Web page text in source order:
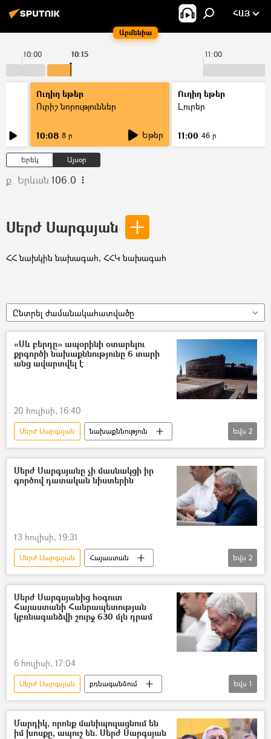
Արմենիա
ՀԱՅ
10:00 11:00
10:15
Ուղիղ եթեր
Ուրիշ նորություններ
10:08 8 ր Եթեր
Ուղիղ եթեր
Լուրեր
11:00 46 ր
Երեկ Այսօր
ք. Երևան 106.0
Սերժ Սարգսյան
ՀՀ նախկին նախագահ, ՀՀԿ նախագահ
Ընտրել ժամանակահատվածը
«Սև բերդը» ապօրինի օտարելու
քրգործի նախաքննությունը 6 տարի
անց ավարտվել է
20 հուլիսի, 16:40
Սերժ Սարգսյան
նախաքննություն
«Սև բերդ» ամրոց
ՀՀ քննչական կոմիտե
Եվս 2
Սերժ Սարգսյանը չի մասնակցի իր
գործով դատական նիստերին
13 հուլիսի, 19:31
Սերժ Սարգսյան
Հայաստան
Ամրամ Մակինյան
Դատարան
Եվս 2
Սերժ Սարգսյանից հօգուտ
Հայաստանի Հանրապետության
կբռնագանձվի շուրջ 630 մլն դրամ
6 հուլիսի, 17:04
Սերժ Սարգսյան
բռնագանձում
ՀՀ գլխավոր դատախազություն
Եվս 1
Մարդիկ, որոնք մանիպուլացնում են
իմ խոսքը, ապուշ են. Սերժ Սարգսյան